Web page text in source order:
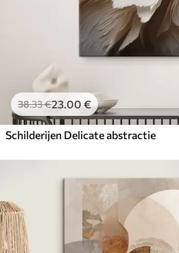
38.33€23.00 €
Schilderijen Delicate abstractie